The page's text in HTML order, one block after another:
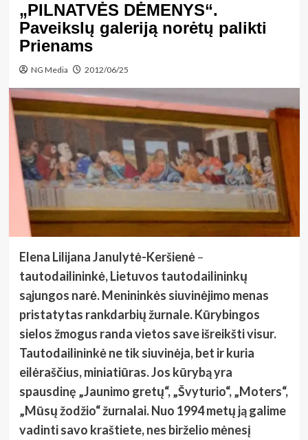
„PILNATVĖS DĖMENYS“.
Paveikslų galeriją norėtų palikti
Prienams
NG Media 2012/06/25
Elena Lilijana Janulytė-Keršienė–
tautodailininkė, Lietuvos tautodailininkų
sąjungos narė. Menininkės siuvinėjimo menas
pristatytas rankdarbių žurnale. Kūrybingos
sielos žmogus randa vietos save išreikšti visur.
Tautodailininkė ne tik siuvinėja, bet ir kuria
eilėraščius, miniatiūras. Jos kūrybą yra
spausdinę „Jaunimo gretų“, „Švyturio“, „Moters“,
„Mūsų žodžio“ žurnalai. Nuo 1994 metų ją galime
vadinti savo kraštiete, nes birželio mėnesį